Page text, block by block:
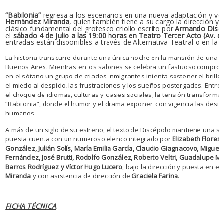
“Babilonia” regresa a los escenarios en una nueva adaptación y
Hernández Miranda, quien también tiene a su cargo la dirección
clásico fundamental del grotesco criollo escrito porArmando
el sábado 4 de julio a las 19:00 horas en Teatro Tercer Acto (Av.
entradas están disponibles a través de Alternativa Teatral o en
La historia transcurre durante una única noche en la mansión de
Buenos Aires. Mientras en los salones se celebra un fastuoso
en el sótano un grupo de criados inmigrantes intenta sostener el
el miedo al despido, las frustraciones y los sueños postergados.
el choque de idiomas, culturas y clases sociales, la tensión
“Babilonia”, donde el humor y el drama exponen con vigencia las
humanos.
A más de un siglo de su estreno, el texto de Discépolo mantiene una
puesta cuenta con un numeroso elenco integrado porElizabeth
González, Julián Solís, María Emilia García, Claudio Giagnacovo,
Fernández, José Brutti, Rodolfo González, Roberto Veltri, Guadalupe
Barros Rodríguez y Víctor Hugo Lucero, bajo la dirección y puesta en
Miranda y con asistencia de dirección de Graciela Farina.
FICHA TÉCNICA